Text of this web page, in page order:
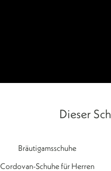
Dieser
Bräutigamsschuhe
Cordovan-Schuhe für Herren